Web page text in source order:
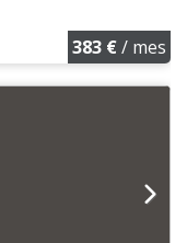
383 €/ mes